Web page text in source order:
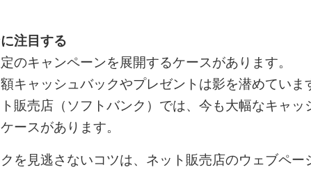
注目する
のキャンペーンを展開するケースがあります。
キャッシュバックやプレゼントは影を潜めていま
販売店（ソフトバンク）では、今も大幅なキャッ
ースがあります。
を見逃さないコツは、ネット販売店のウェブペー